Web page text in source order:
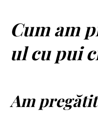
Cum am
ul cu pui
Am